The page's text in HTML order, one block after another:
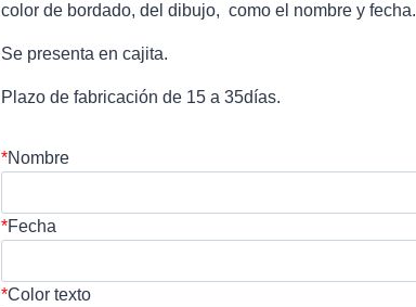
color de bordado, del dibujo, como el nombre y fecha.
Se presenta en cajita.
Plazo de fabricación de 15 a 35días.
*Nombre
*Fecha
*Color texto